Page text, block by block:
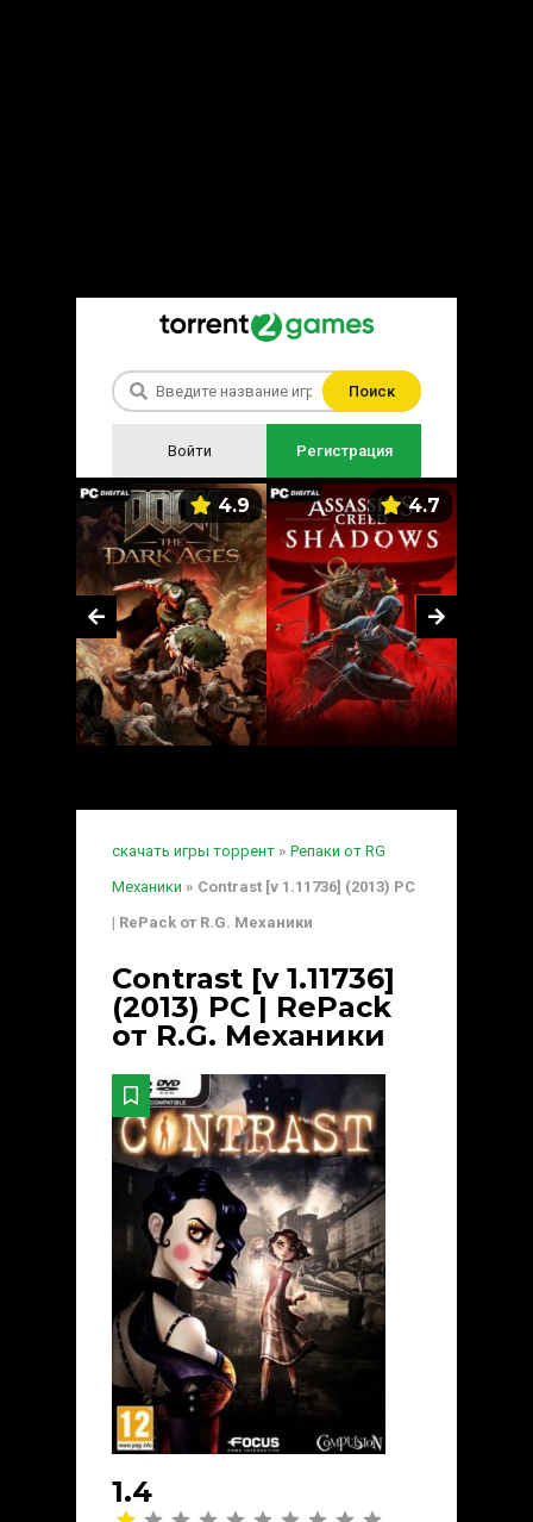
Поиск
Войти Регистрация
4.9 4.7
скачать игры торрент » Репаки от RG
Механики » Contrast [v 1.11736] (2013) PC
| RePack от R.G. Механики
Contrast [v 1.11736]
(2013) PC | RePack
от R.G. Механики
1.4